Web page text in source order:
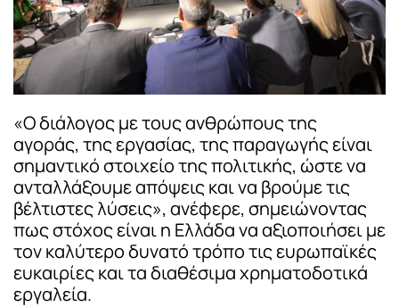
«Ο διάλογος με τους ανθρώπους της
αγοράς, της εργασίας, της παραγωγής είναι
σημαντικό στοιχείο της πολιτικής, ώστε να
ανταλλάξουμε απόψεις και να βρούμε τις
βέλτιστες λύσεις», ανέφερε, σημειώνοντας
πως στόχος είναι η Ελλάδα να αξιοποιήσει με
τον καλύτερο δυνατό τρόπο τις ευρωπαϊκές
ευκαιρίες και τα διαθέσιμα χρηματοδοτικά
εργαλεία.